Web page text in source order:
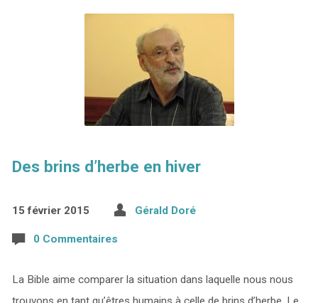
Des brins d’herbe en hiver
15 février 2015 Gérald Doré
0 Commentaires
La Bible aime comparer la situation dans laquelle nous nous